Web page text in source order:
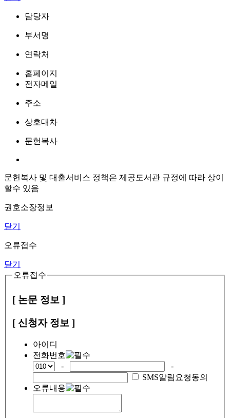
담당자
부서명
연락처
홈페이지
전자메일
주소
상호대차
문헌복사
문헌복사 및 대출서비스 정책은 제공도서관 규정에 따라 상이
할수 있음
권호소장정보
닫기
오류접수
닫기
오류접수
[ 논문 정보 ]
[ 신청자 정보 ]
아이디
전화번호
-
-
SMS알림요청동의
오류내용